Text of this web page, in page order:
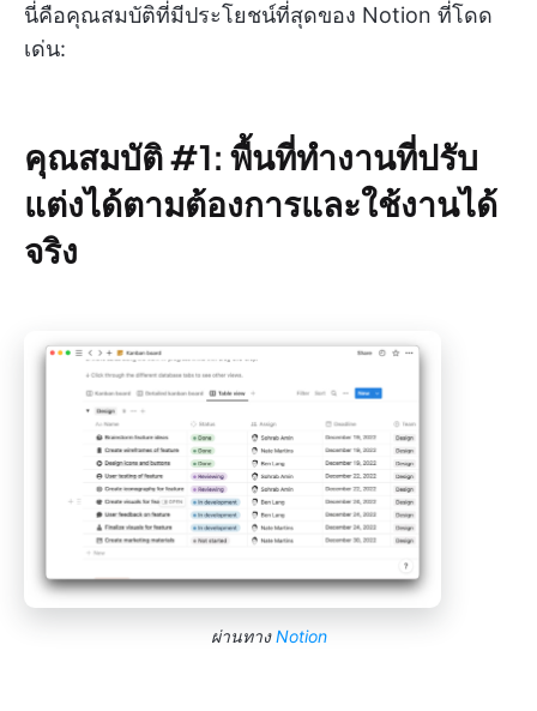
นี่คือคุณสมบัติที่มีประโยชน์ที่สุดของ Notion ที่โดด
เด่น:
คุณสมบัติ #1: พื้นที่ทำงานที่ปรับ
แต่งได้ตามต้องการและใช้งานได้
จริง
ผ่านทางNotion